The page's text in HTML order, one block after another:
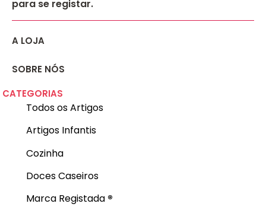
para se registar.
A LOJA
SOBRE NÓS
CATEGORIAS
Todos os Artigos
Artigos Infantis
Cozinha
Doces Caseiros
Marca Registada ®